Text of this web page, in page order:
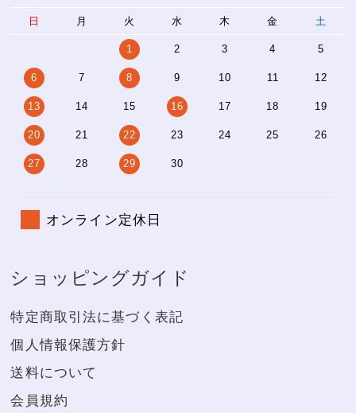
日 月 火 水 木 金 土
1 2 3 4 5
6 7 8 9 10 11 12
13 14 15 16 17 18 19
20 21 22 23 24 25 26
27 28 29 30
オンライン定休日
ショッピングガイド
特定商取引法に基づく表記
個人情報保護方針
送料について
会員規約